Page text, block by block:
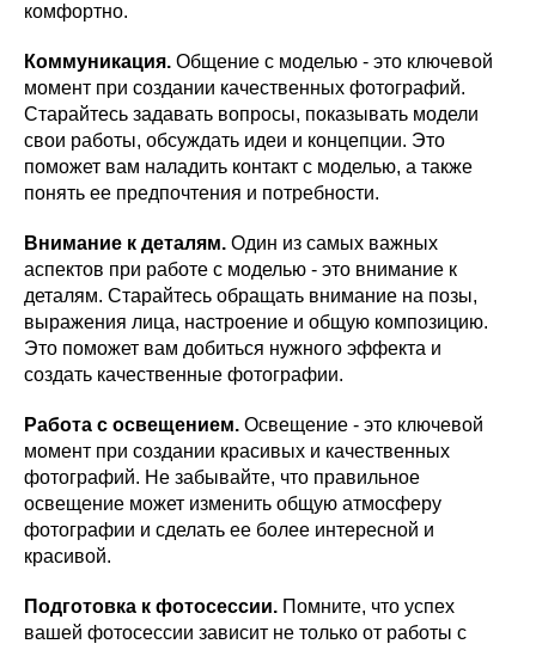
комфортно.
Коммуникация. Общение с моделью - это ключевой
момент при создании качественных фотографий.
Старайтесь задавать вопросы, показывать модели
свои работы, обсуждать идеи и концепции. Это
поможет вам наладить контакт с моделью, а также
понять ее предпочтения и потребности.
Внимание к деталям. Один из самых важных
аспектов при работе с моделью - это внимание к
деталям. Старайтесь обращать внимание на позы,
выражения лица, настроение и общую композицию.
Это поможет вам добиться нужного эффекта и
создать качественные фотографии.
Работа с освещением. Освещение - это ключевой
момент при создании красивых и качественных
фотографий. Не забывайте, что правильное
освещение может изменить общую атмосферу
фотографии и сделать ее более интересной и
красивой.
Подготовка к фотосессии. Помните, что успех
вашей фотосессии зависит не только от работы с